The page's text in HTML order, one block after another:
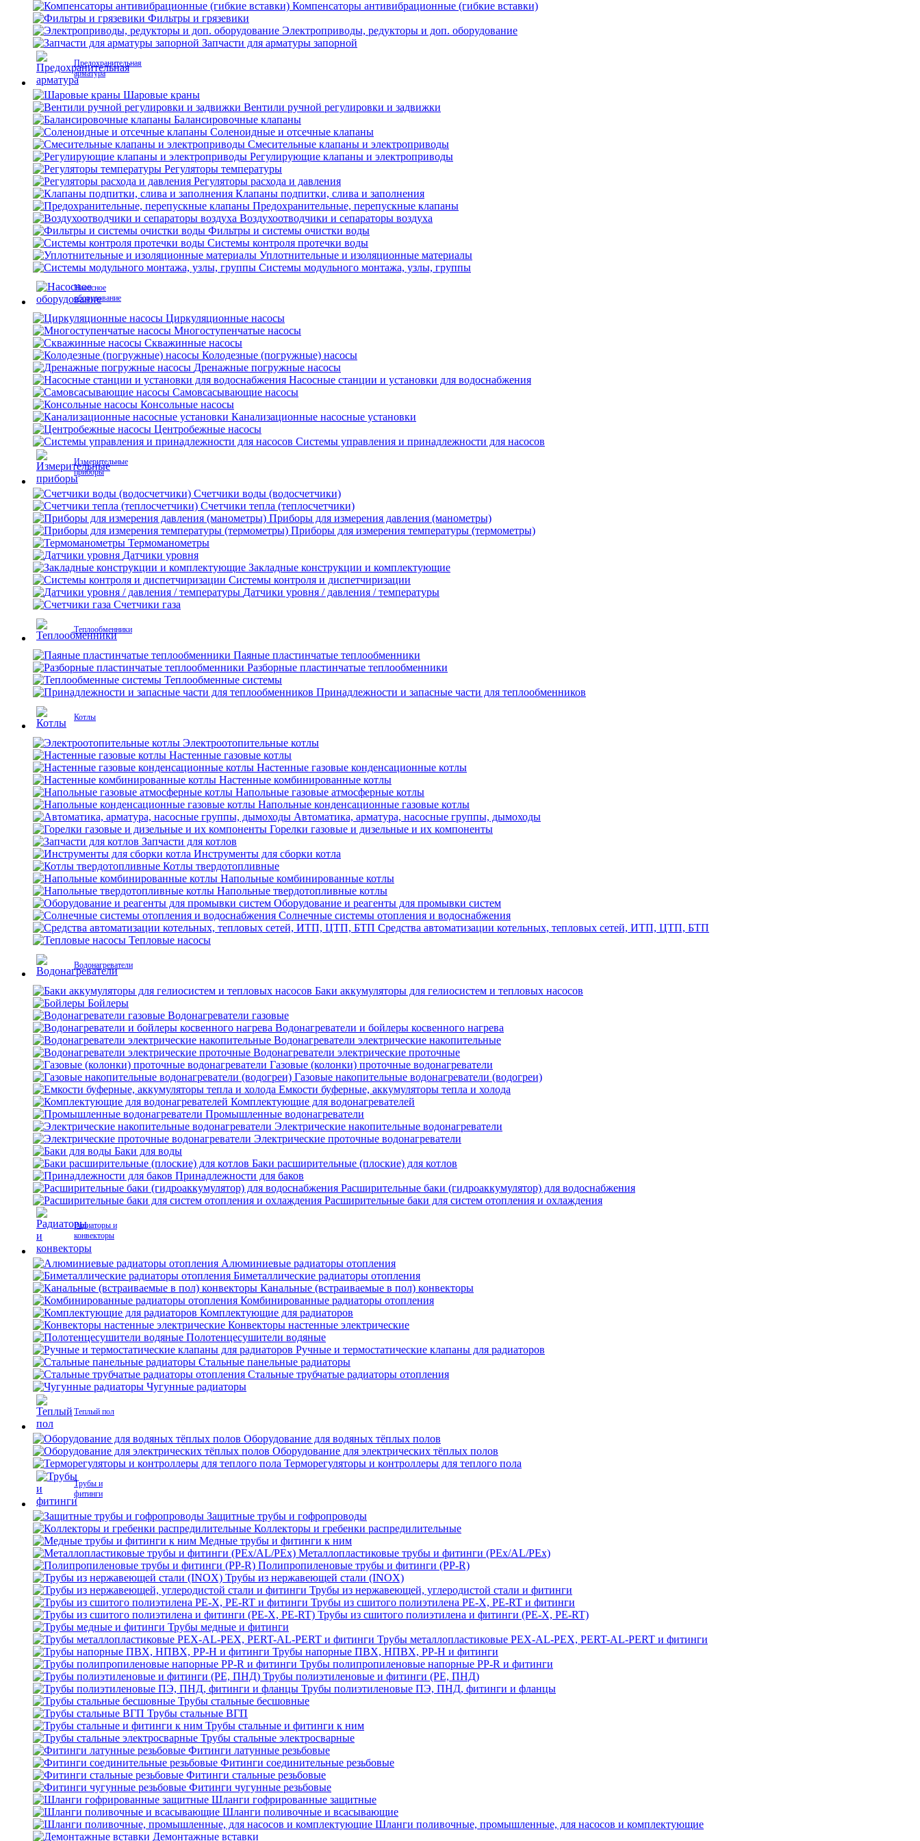
Компенсаторы антивибрационные (гибкие вставки)
Фильтры и грязевики
Электроприводы, редукторы и доп. оборудование
Запчасти для арматуры запорной
Предохранительная
арматура
Шаровые краны
Вентили ручной регулировки и задвижки
Балансировочные клапаны
Соленоидные и отсечные клапаны
Смесительные клапаны и электроприводы
Регулирующие клапаны и электроприводы
Регуляторы температуры
Регуляторы расхода и давления
Клапаны подпитки, слива и заполнения
Предохранительные, перепускные клапаны
Воздухоотводчики и сепараторы воздуха
Фильтры и системы очистки воды
Системы контроля протечки воды
Уплотнительные и изоляционные материалы
Системы модульного монтажа, узлы, группы
Насосное
оборудование
Циркуляционные насосы
Многоступенчатые насосы
Скважинные насосы
Колодезные (погружные) насосы
Дренажные погружные насосы
Насосные станции и установки для водоснабжения
Самовсасывающие насосы
Консольные насосы
Канализационные насосные установки
Центробежные насосы
Системы управления и принадлежности для насосов
Измерительные
приборы
Счетчики воды (водосчетчики)
Счетчики тепла (теплосчетчики)
Приборы для измерения давления (манометры)
Приборы для измерения температуры (термометры)
Термоманометры
Датчики уровня
Закладные конструкции и комплектующие
Системы контроля и диспетчиризации
Датчики уровня / давления / температуры
Счетчики газа
Теплообменники
Паяные пластинчатые теплообменники
Разборные пластинчатые теплообменники
Теплообменные системы
Принадлежности и запасные части для теплообменников
Котлы
Электроотопительные котлы
Настенные газовые котлы
Настенные газовые конденсационные котлы
Настенные комбинированные котлы
Напольные газовые атмосферные котлы
Напольные конденсационные газовые котлы
Автоматика, арматура, насосные группы, дымоходы
Горелки газовые и дизельные и их компоненты
Запчасти для котлов
Инструменты для сборки котла
Котлы твердотопливные
Напольные комбинированные котлы
Напольные твердотопливные котлы
Оборудование и реагенты для промывки систем
Солнечные системы отопления и водоснабжения
Средства автоматизации котельных, тепловых сетей, ИТП, ЦТП, БТП
Тепловые насосы
Водонагреватели
Баки аккумуляторы для гелиосистем и тепловых насосов
Бойлеры
Водонагреватели газовые
Водонагреватели и бойлеры косвенного нагрева
Водонагреватели электрические накопительные
Водонагреватели электрические проточные
Газовые (колонки) проточные водонагреватели
Газовые накопительные водонагреватели (водогреи)
Емкости буферные, аккумуляторы тепла и холода
Комплектующие для водонагревателей
Промышленные водонагреватели
Электрические накопительные водонагреватели
Электрические проточные водонагреватели
Баки для воды
Баки расширительные (плоские) для котлов
Принадлежности для баков
Расширительные баки (гидроаккумулятор) для водоснабжения
Расширительные баки для систем отопления и охлаждения
Радиаторы и
конвекторы
Алюминиевые радиаторы отопления
Биметаллические радиаторы отопления
Канальные (встраиваемые в пол) конвекторы
Комбинированные радиаторы отопления
Комплектующие для радиаторов
Конвекторы настенные электрические
Полотенцесушители водяные
Ручные и термостатические клапаны для радиаторов
Стальные панельные радиаторы
Стальные трубчатые радиаторы отопления
Чугунные радиаторы
Теплый пол
Оборудование для водяных тёплых полов
Оборудование для электрических тёплых полов
Терморегуляторы и контроллеры для теплого пола
Трубы и
фитинги
Защитные трубы и гофропроводы
Коллекторы и гребенки распредилительные
Медные трубы и фитинги к ним
Металлопластиковые трубы и фитинги (PEx/AL/PEx)
Полипропиленовые трубы и фитинги (PP-R)
Трубы из нержавеющей стали (INOX)
Трубы из нержавеющей, углеродистой стали и фитинги
Трубы из сшитого полиэтилена PE-X, PE-RT и фитинги
Трубы из сшитого полиэтилена и фитинги (PE-X, PE-RT)
Трубы медные и фитинги
Трубы металлопластиковые PEX-AL-PEX, PERT-AL-PERT и фитинги
Трубы напорные ПВХ, НПВХ, PP-H и фитинги
Трубы полипропиленовые напорные PP-R и фитинги
Трубы полиэтиленовые и фитинги (PE, ПНД)
Трубы полиэтиленовые ПЭ, ПНД, фитинги и фланцы
Трубы стальные бесшовные
Трубы стальные ВГП
Трубы стальные и фитинги к ним
Трубы стальные электросварные
Фитинги латунные резьбовые
Фитинги соединительные резьбовые
Фитинги стальные резьбовые
Фитинги чугунные резьбовые
Шланги гофрированные защитные
Шланги поливочные и всасывающие
Шланги поливочные, промышленные, для насосов и комплектующие
Демонтажные вставки